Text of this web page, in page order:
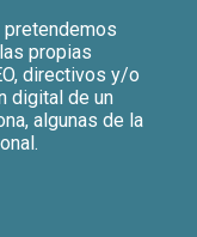
pretendemos
propias
directivos y/o
digital de un
algunas de la